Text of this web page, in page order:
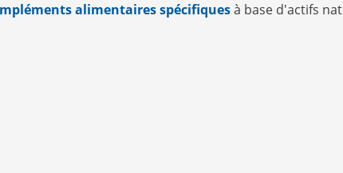
alimentaires spécifiquesà base d'actifs